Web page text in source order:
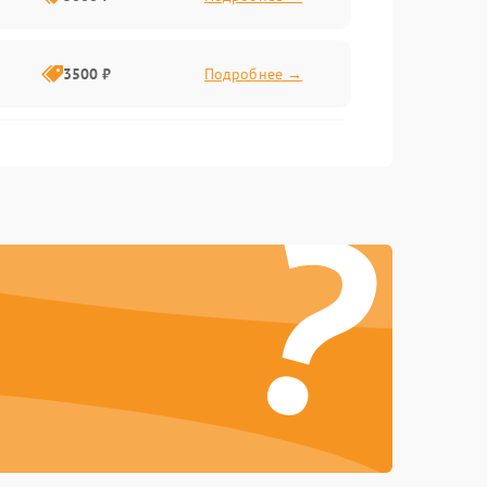
3500 ₽ Подробнее →
2000 ₽ Подробнее →
Подробнее →
Подробнее →
?